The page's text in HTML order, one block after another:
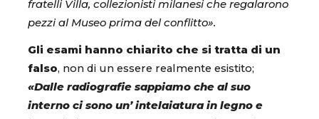
fratelli Villa, collezionisti milanesi che regalarono
pezzi al Museo prima del conflitto».
Gli esami hanno chiarito che si tratta di un
falso, non di un essere realmente esistito;
«Dalle radiografie sappiamo che al suo
interno ci sono un’ intelaiatura in legno e